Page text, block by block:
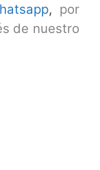
, por
de nuestro